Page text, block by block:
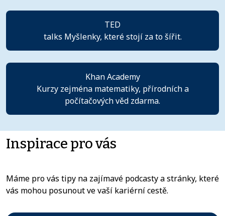
TED
talks Myšlenky, které stojí za to šířit.
Khan Academy
Kurzy zejména matematiky, přírodních a
počítačových věd zdarma.
Inspirace pro vás
Máme pro vás tipy na zajímavé podcasty a stránky, které
vás mohou posunout ve vaší kariérní cestě.